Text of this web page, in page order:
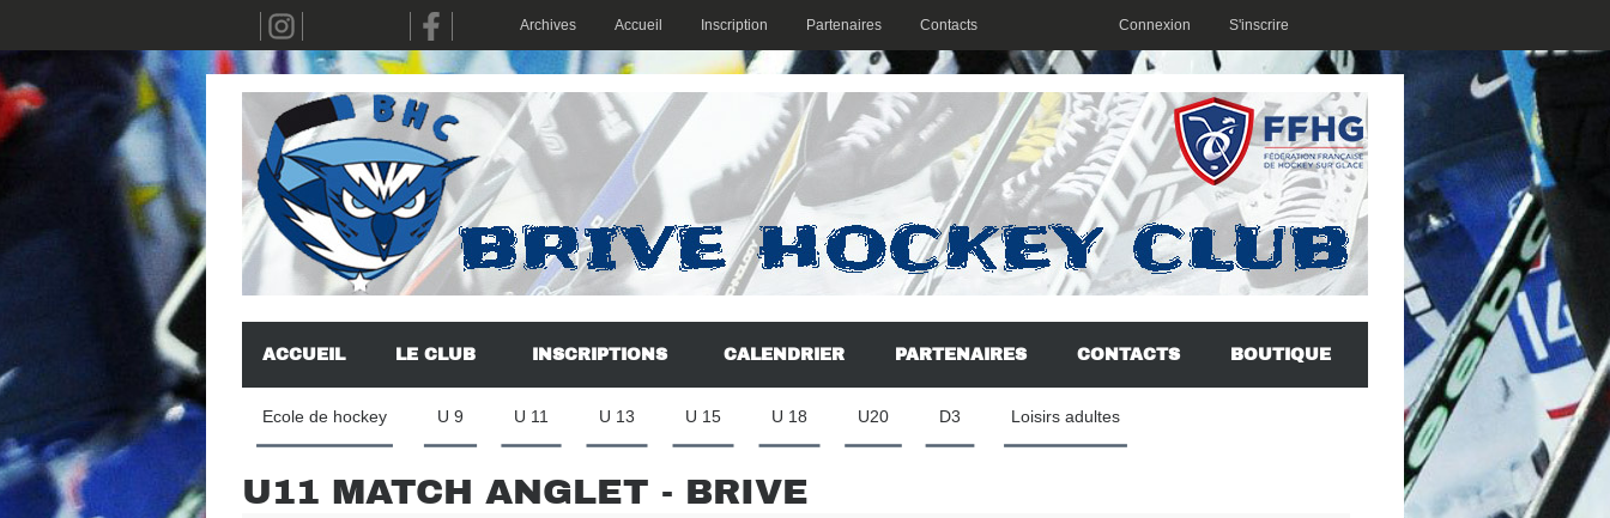
Archives Accueil Inscription Partenaires Contacts Connexion S'inscrire
ACCUEIL LE CLUB INSCRIPTIONS CALENDRIER PARTENAIRES CONTACTS BOUTIQUE
Ecole de hockey U 9 U 11 U 13 U 15 U 18 U20 D3 Loisirs adultes
U11 MATCH ANGLET - BRIVE